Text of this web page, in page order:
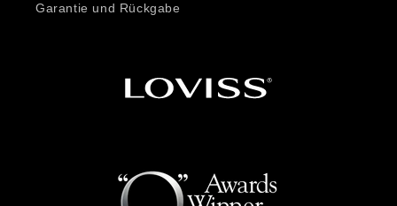
Garantie und Rückgabe